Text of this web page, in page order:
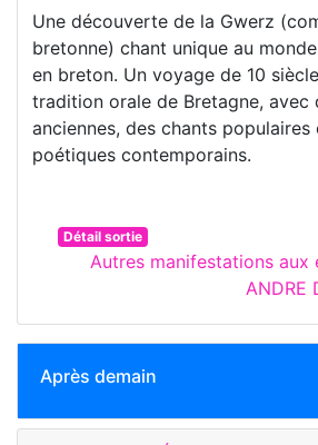
Une découverte de la Gwerz
bretonne) chant unique au
en breton. Un voyage de 10
tradition orale de Bretagne, avec
anciennes, des chants
poétiques contemporains.
Détail sortie
Autres manifestations aux
ANDRE
Après demain